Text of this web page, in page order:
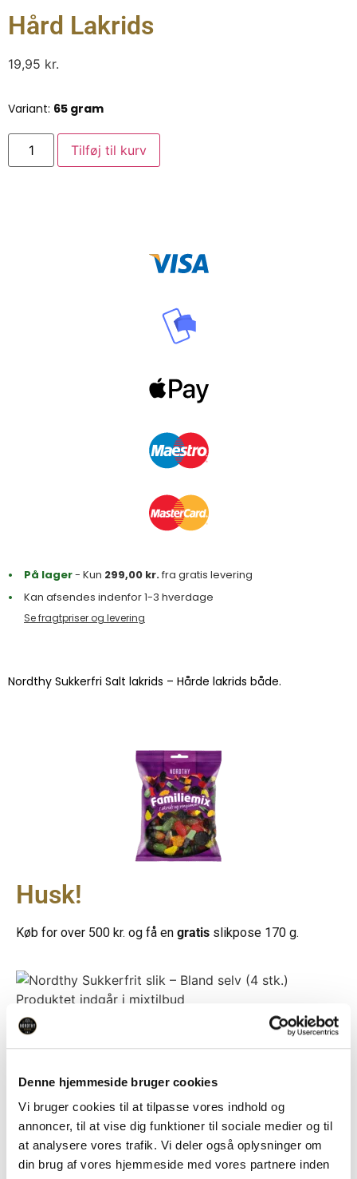
Denne hjemmeside bruger cookies
Vi bruger cookies til at tilpasse vores indhold og
annoncer, til at vise dig funktioner til sociale medier og til
at analysere vores trafik. Vi deler også oplysninger om
din brug af vores hjemmeside med vores partnere inden
Hård Lakrids
19,95 kr.
Variant: 65 gram
Tilføj til kurv
På lager- Kun 299,00 kr.fra gratis levering
Kan afsendes indenfor 1-3 hverdage
Se fragtpriser og levering
Nordthy Sukkerfri Salt lakrids – Hårde lakrids både.
Husk!
Køb for over 500 kr. og få en gratis slikpose 170 g.
Produktet indgår i mixtilbud
Mix 4 stk. for
Sukkerfri lakrids. Indeholder sødestoffer.
Ingredienser: Sødestoffer (E965ii*, E960a),
fortykningsmiddel (E414), modificeret
kartoffelstivelse, 5,2% ammoniumchlorid,
lakridsekstrakt, vegetabilsk olie (kokos), farvestof